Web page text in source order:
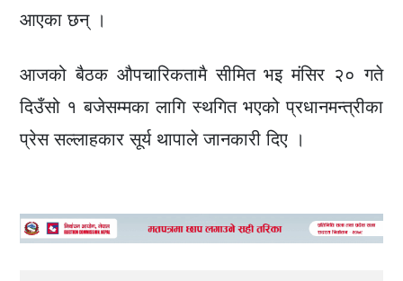
आएका छन् ।
आजको बैठक औपचारिकतामै सीमित भइ मंसिर २० गते
दिउँसो १ बजेसम्मका लागि स्थगित भएको प्रधानमन्त्रीका
प्रेस सल्लाहकार सूर्य थापाले जानकारी दिए ।